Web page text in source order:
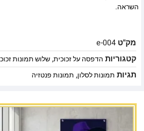
השראה.
מק"טe-004
קטגוריות הדפסה על זכוכית,שלוש תמונות
תגיות תמונות לסלון, תמונות פנטזיה